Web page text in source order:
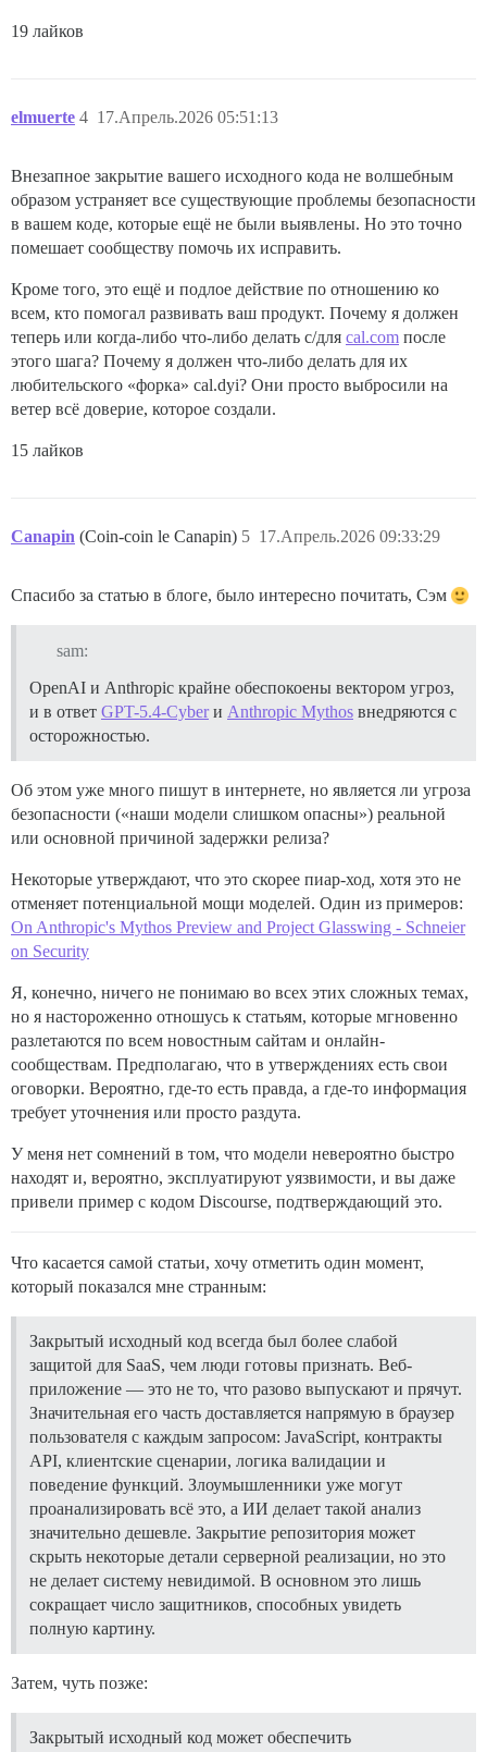
19 лайков
elmuerte 17.Апрель.2026 05:51:13
4
Внезапное закрытие вашего исходного кода не волшебным
образом устраняет все существующие проблемы безопасности
в вашем коде, которые ещё не были выявлены. Но это точно
помешает сообществу помочь их исправить.
Кроме того, это ещё и подлое действие по отношению ко
всем, кто помогал развивать ваш продукт. Почему я должен
теперь или когда-либо что-либо делать с/для cal.com после
этого шага? Почему я должен что-либо делать для их
любительского «форка» cal.dyi? Они просто выбросили на
ветер всё доверие, которое создали.
15 лайков
Canapin (Coin-coin le Canapin) 17.Апрель.2026 09:33:29
5
Спасибо за статью в блоге, было интересно почитать, Сэм
sam:
OpenAI и Anthropic крайне обеспокоены вектором угроз,
и в ответ GPT-5.4-Cyberи Anthropic Mythos внедряются с
осторожностью.
Об этом уже много пишут в интернете, но является ли угроза
безопасности («наши модели слишком опасны») реальной
или основной причиной задержки релиза?
Некоторые утверждают, что это скорее пиар-ход, хотя это не
отменяет потенциальной мощи моделей. Один из примеров:
On Anthropic's Mythos Preview and Project Glasswing - Schneier
on Security
Я, конечно, ничего не понимаю во всех этих сложных темах,
но я настороженно отношусь к статьям, которые мгновенно
разлетаются по всем новостным сайтам и онлайн-
сообществам. Предполагаю, что в утверждениях есть свои
оговорки. Вероятно, где-то есть правда, а где-то информация
требует уточнения или просто раздута.
У меня нет сомнений в том, что модели невероятно быстро
находят и, вероятно, эксплуатируют уязвимости, и вы даже
привели пример с кодом Discourse, подтверждающий это.
Что касается самой статьи, хочу отметить один момент,
который показался мне странным:
Закрытый исходный код всегда был более слабой
защитой для SaaS, чем люди готовы признать. Веб-
приложение — это не то, что разово выпускают и прячут.
Значительная его часть доставляется напрямую в браузер
пользователя с каждым запросом: JavaScript, контракты
API, клиентские сценарии, логика валидации и
поведение функций. Злоумышленники уже могут
проанализировать всё это, а ИИ делает такой анализ
значительно дешевле. Закрытие репозитория может
скрыть некоторые детали серверной реализации, но это
не делает систему невидимой. В основном это лишь
сокращает число защитников, способных увидеть
полную картину.
Затем, чуть позже:
Закрытый исходный код может обеспечить